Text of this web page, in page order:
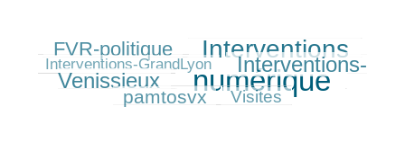
218/454FVR-politique
333/454 Interventions
77/454
Interventions-GrandLyon
278/454 Interventions-
Venissieux
454/454 numérique
181/454
pamtosvx Visites